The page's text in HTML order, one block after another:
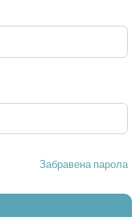
Забравена парола